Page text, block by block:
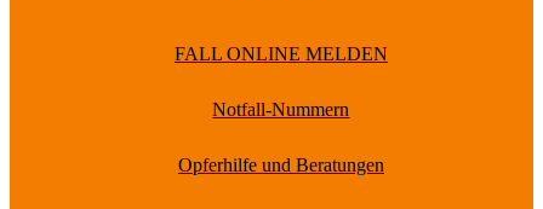
FALL ONLINE MELDEN
Notfall-Nummern
Opferhilfe und Beratungen